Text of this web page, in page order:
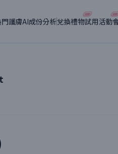
護膚AI成份分析兌換禮物試用活動
妝真實體驗